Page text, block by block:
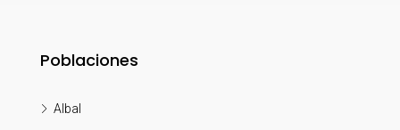
Poblaciones
Albal